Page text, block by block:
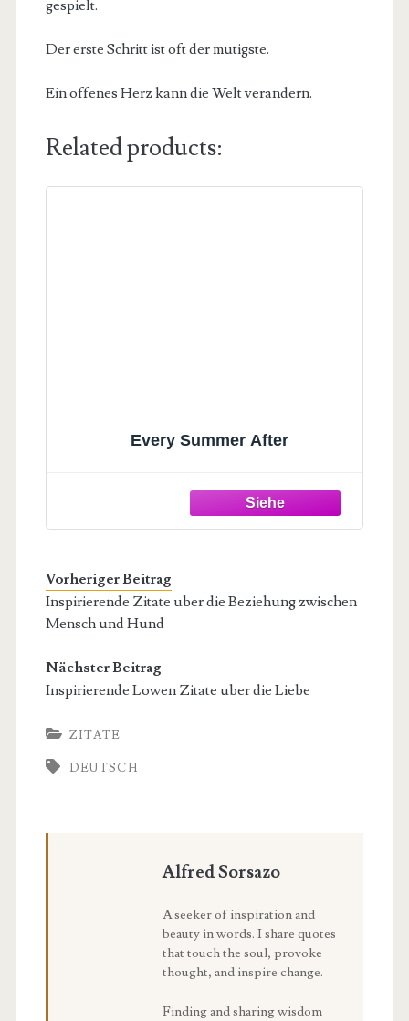
gespielt.
Der erste Schritt ist oft der mutigste.
Ein offenes Herz kann die Welt verandern.
Related products:
Every Summer After
Vorheriger Beitrag
Inspirierende Zitate uber die Beziehung zwischen
Mensch und Hund
Nächster Beitrag
Inspirierende Lowen Zitate uber die Liebe
ZITATE
DEUTSCH
Alfred Sorsazo
A seeker of inspiration and
beauty in words. I share quotes
that touch the soul, provoke
thought, and inspire change.
Finding and sharing wisdom